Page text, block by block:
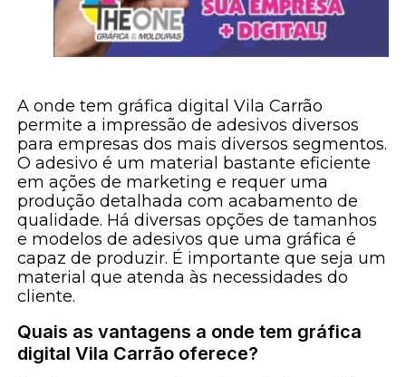
A onde tem gráfica digital Vila Carrão
permite a impressão de adesivos diversos
para empresas dos mais diversos segmentos.
O adesivo é um material bastante eficiente
em ações de marketing e requer uma
produção detalhada com acabamento de
qualidade. Há diversas opções de tamanhos
e modelos de adesivos que uma gráfica é
capaz de produzir. É importante que seja um
material que atenda às necessidades do
cliente.
Quais as vantagens a onde tem gráfica
digital Vila Carrão oferece?